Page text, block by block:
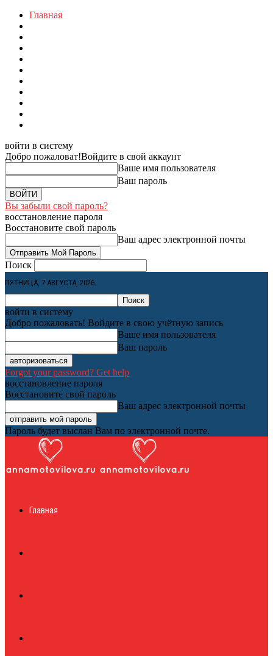
Главная
войти в систему
Добро пожаловат!Войдите в свой аккаунт
Ваше имя пользователя
Ваш пароль
Вы забыли свой пароль?
восстановление пароля
Восстановите свой пароль
Ваш адрес электронной почты
Поиск
ПЯТНИЦА, 7 АВГУСТА, 2026
войти в систему
Добро пожаловать! Войдите в свою учётную запись
Ваше имя пользователя
Ваш пароль
Forgot your password? Get help
восстановление пароля
Восстановите свой пароль
Ваш адрес электронной почты
Пароль будет выслан Вам по электронной почте.
журналГлавная